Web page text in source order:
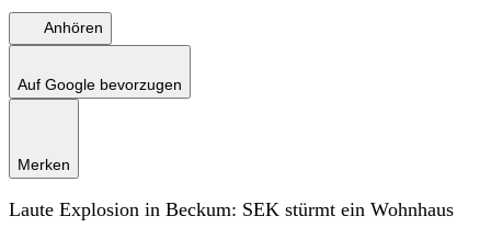
Anhören
Auf Google bevorzugen
Merken
Laute Explosion in Beckum: SEK stürmt ein Wohnhaus